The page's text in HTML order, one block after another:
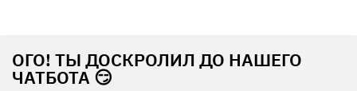
ОГО! ТЫ ДОСКРОЛИЛ ДО НАШЕГО
ЧАТБОТА 😏